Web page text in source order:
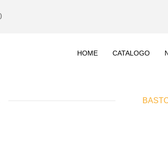
HOME CATALOGO